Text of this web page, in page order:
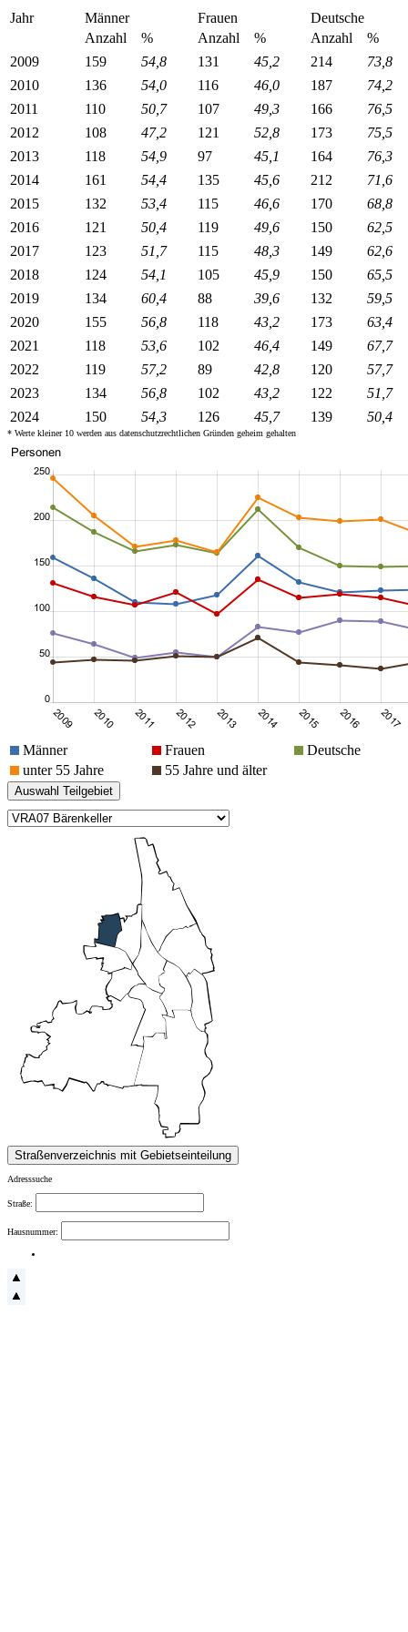
Jahr Männer Frauen
Deutsche
Anzahl
% Anzahl % Anzahl
%
2009
159 54,8 131 45,2 214
73,8
2010
136 54,0 116 46,0 187
74,2
2011
110 50,7 107 49,3 166
76,5
2012
108 47,2 121 52,8 173
75,5
2013
118 54,9 97 45,1 164
76,3
2014
161 54,4 135 45,6 212
71,6
2015
132 53,4 115 46,6 170
68,8
2016
121 50,4 119 49,6 150
62,5
2017
123 51,7 115 48,3 149
62,6
2018
124 54,1 105 45,9 150
65,5
2019
134 60,4 88 39,6 132
59,5
2020
155 56,8 118 43,2 173
63,4
2021
118 53,6 102 46,4 149
67,7
2022
119 57,2 89 42,8 120
57,7
2023
134 56,8 102 43,2 122
51,7
2024
150 54,3 126 45,7 139 50,4
* Werte kleiner 10 werden aus datenschutzrechtlichen Gründen geheim gehalten
Männer Frauen
Deutsche
unter 55 Jahre
55 Jahre und älter
Adresssuche
Straße:
Hausnummer: